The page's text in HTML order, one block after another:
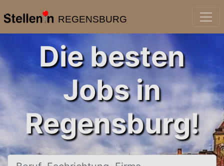
REGENSBURG
Die besten
Jobs in
Regensburg!
Beruf, Fachrichtung, Firma